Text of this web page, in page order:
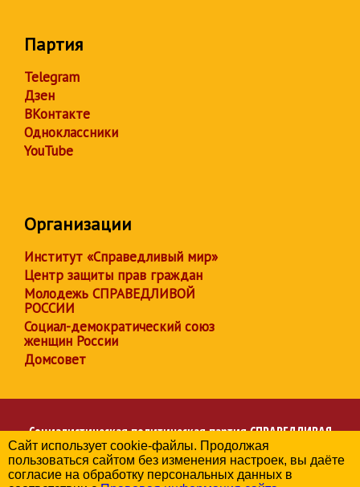
Партия
Telegram
Дзен
ВКонтакте
Одноклассники
YouTube
Организации
Институт «Справедливый мир»
Центр защиты прав граждан
Молодежь СПРАВЕДЛИВОЙ
РОССИИ
Социал-демократический союз
женщин России
Домсовет
Социалистическая политическая партияСПРАВЕДЛИВАЯ
РОССИЯ
Региональное отделение партии в Свердловской области
Сайт использует cookie-файлы. Продолжая
пользоваться сайтом без изменения настроек, вы даёте
согласие на обработку персональных данных в